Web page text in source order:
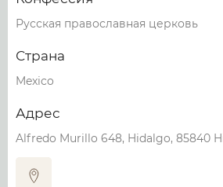
Русская православная церковь
Страна
Mexico
Адрес
Alfredo Murillo 648, Hidalgo, 85840